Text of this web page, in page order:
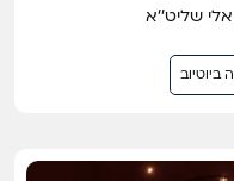
ביוטיוב